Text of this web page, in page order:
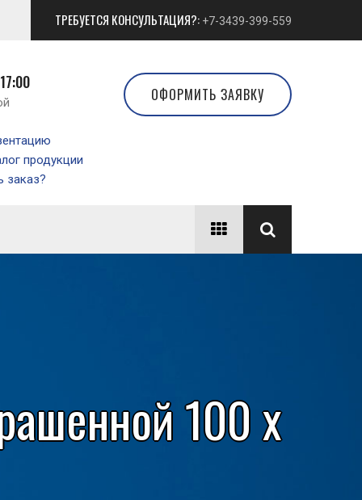
ТРЕБУЕТСЯ КОНСУЛЬТАЦИЯ?: +7-3439-399-559
продукции
заказ?
ОФОРМИТЬ ЗАЯВКУ
100 x